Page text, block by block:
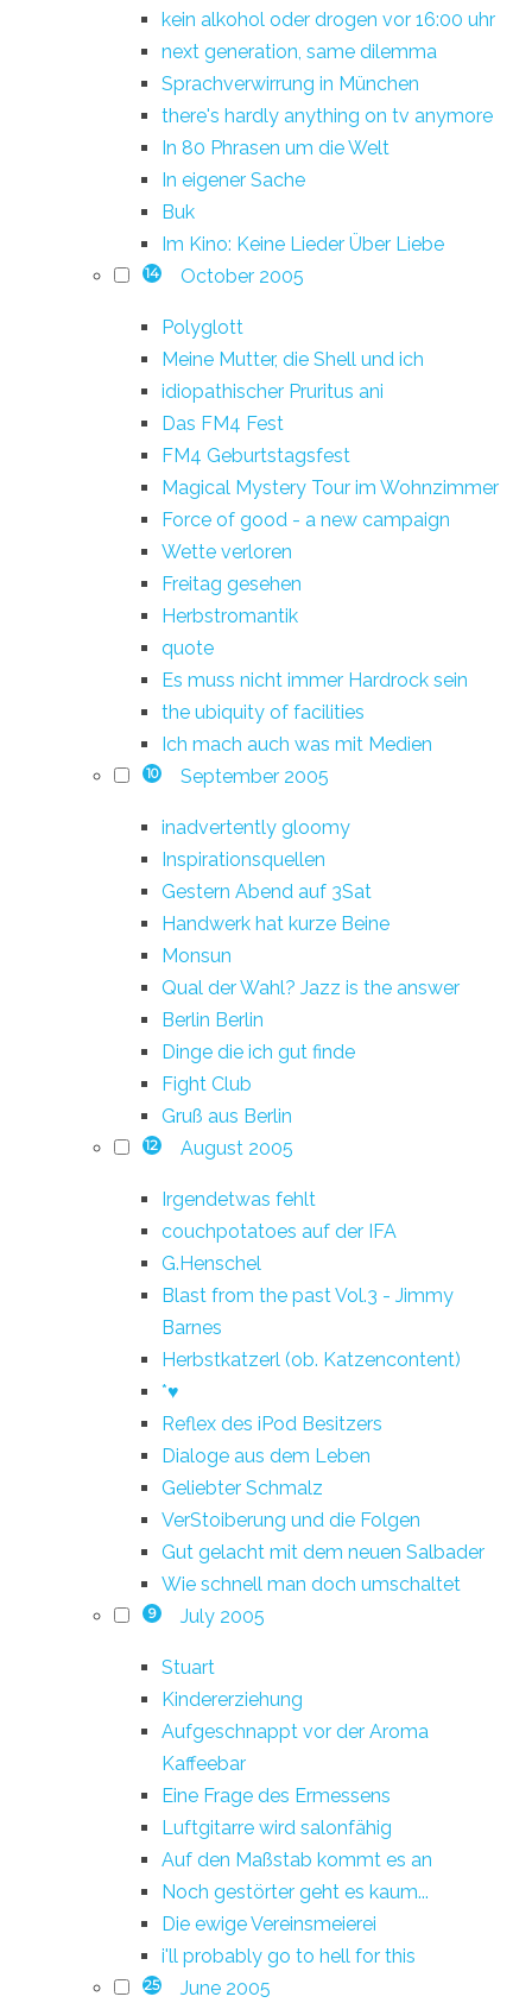
kein alkohol oder drogen vor 16:00 uhr
next generation, same dilemma
Sprachverwirrung in München
there's hardly anything on tv anymore
In 80 Phrasen um die Welt
In eigener Sache
Buk
Im Kino: Keine Lieder Über Liebe
14 October 2005
Polyglott
Meine Mutter, die Shell und ich
idiopathischer Pruritus ani
Das FM4 Fest
FM4 Geburtstagsfest
Magical Mystery Tour im Wohnzimmer
Force of good - a new campaign
Wette verloren
Freitag gesehen
Herbstromantik
quote
Es muss nicht immer Hardrock sein
the ubiquity of facilities
Ich mach auch was mit Medien
10 September 2005
inadvertently gloomy
Inspirationsquellen
Gestern Abend auf 3Sat
Handwerk hat kurze Beine
Monsun
Qual der Wahl? Jazz is the answer
Berlin Berlin
Dinge die ich gut finde
Fight Club
Gruß aus Berlin
12 August 2005
Irgendetwas fehlt
couchpotatoes auf der IFA
G.Henschel
Blast from the past Vol.3 - Jimmy
Barnes
Herbstkatzerl (ob. Katzencontent)
*♥
Reflex des iPod Besitzers
Dialoge aus dem Leben
Geliebter Schmalz
VerStoiberung und die Folgen
Gut gelacht mit dem neuen Salbader
Wie schnell man doch umschaltet
9 July 2005
Stuart
Kindererziehung
Aufgeschnappt vor der Aroma
Kaffeebar
Eine Frage des Ermessens
Luftgitarre wird salonfähig
Auf den Maßstab kommt es an
Noch gestörter geht es kaum...
Die ewige Vereinsmeierei
i'll probably go to hell for this
25 June 2005